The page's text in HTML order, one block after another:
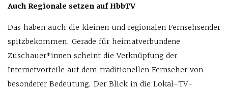
Auch Regionale setzen auf HbbTV
Das haben auch die kleinen und regionalen Fernsehsender
spitzbekommen. Gerade für heimatverbundene
Zuschauer*innen scheint die Verknüpfung der
Internetvorteile auf dem traditionellen Fernseher von
besonderer Bedeutung. Der Blick in die Lokal-TV-